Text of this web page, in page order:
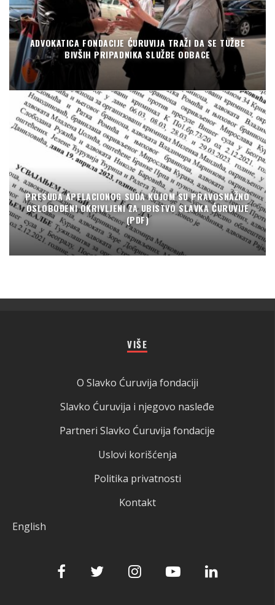
ADVOKATICA FONDACIJE ĆURUVIJA TRAŽI DA SE TUŽBE
BIVŠIH PRIPADNIKA SLUŽBE ODBACE
PRESUDA APELACIONOG SUDA KOJOM SU PRAVOSNAŽNO
OSLOBOĐENI OKRIVLJENI ZA UBISTVO SLAVKA ĆURUVIJE
(PDF)
VIŠE
O Slavko Ćuruvija fondaciji
Slavko Ćuruvija i njegovo nasleđe
Partneri Slavko Ćuruvija fondacije
Uslovi korišćenja
Politika privatnosti
Kontakt
English